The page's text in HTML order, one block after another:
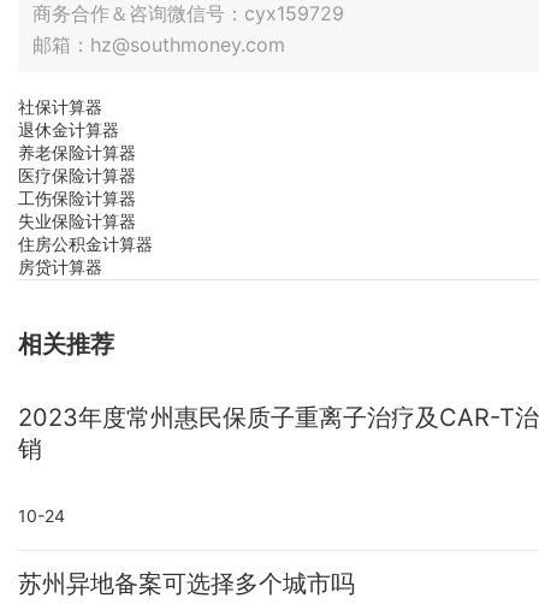
商务合作＆咨询微信号：cyx159729
邮箱：hz@southmoney.com
社保计算器
退休金计算器
养老保险计算器
医疗保险计算器
工伤保险计算器
失业保险计算器
住房公积金计算器
房贷计算器
相关推荐
2023年度常州惠民保质子重离子治疗及CAR-T
销
10-24
苏州异地备案可选择多个城市吗